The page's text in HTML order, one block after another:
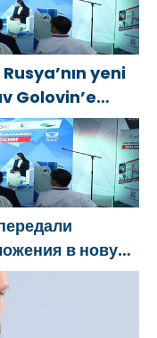
Роты» на
передовую
yeni
Golovin’e
в новую
России»